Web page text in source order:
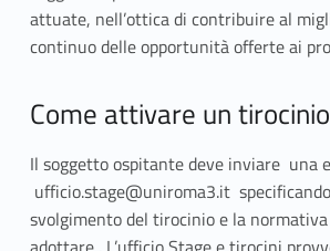
v
i
e
d
i
attuate, nell’ottica di contribuire al
continuo delle opportunità offerte ai
Come attivare un tirocinio
Il soggetto ospitante deve inviare una
ufficio.stage@uniroma3.it
svolgimento del tirocinio e la